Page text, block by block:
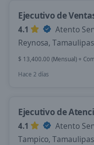
Ejecutivo de
4.1
Atento
Reynosa, Tamaulipas
$ 13,400.00 (Mensual) +
Hace 2 días
Ejecutivo de
4.1
Atento
Tampico, Tamaulipas